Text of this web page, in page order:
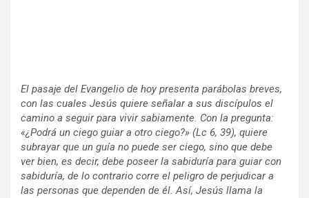
El pasaje del Evangelio de hoy presenta parábolas breves,
con las cuales Jesús quiere señalar a sus discípulos el
camino a seguir para vivir sabiamente. Con la pregunta:
«¿Podrá un ciego guiar a otro ciego?» (Lc 6, 39), quiere
subrayar que un guía no puede ser ciego, sino que debe
ver bien, es decir, debe poseer la sabiduría para guiar con
sabiduría, de lo contrario corre el peligro de perjudicar a
las personas que dependen de él. Así, Jesús llama la